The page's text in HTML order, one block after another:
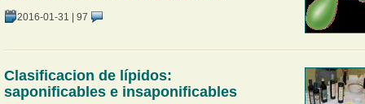
2016-01-31 | 97
Clasificacion de lípidos:
saponificables e insaponificables